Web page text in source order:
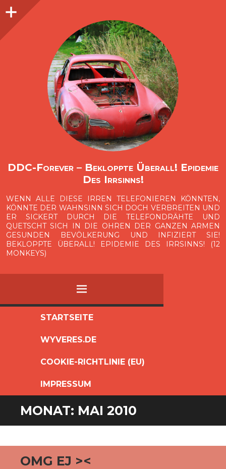
O
p
e
n
i
d
e
b
a
DDC-Forever – Bekloppte Überall! Epidemie
Des Irrsinns!
WENN ALLE DIESE IRREN TELEFONIEREN KÖNNTEN,
KÖNNTE DER WAHNSINN SICH DOCH VERBREITEN UND
ER SICKERT DURCH DIE TELEFONDRÄHTE UND
QUETSCHT SICH IN DIE OHREN DER GANZEN ARMEN
GESUNDEN BEVÖLKERUNG UND INFIZIERT SIE!
BEKLOPPTE ÜBERALL! EPIDEMIE DES IRRSINNS! (12
MONKEYS)
MENÜ
SPRINGEN
STARTSEITE
WYVERES.DE
COOKIE-RICHTLINIE (EU)
IMPRESSUM
Seitenleiste
MONAT: MAI 2010
OMG EJ ><